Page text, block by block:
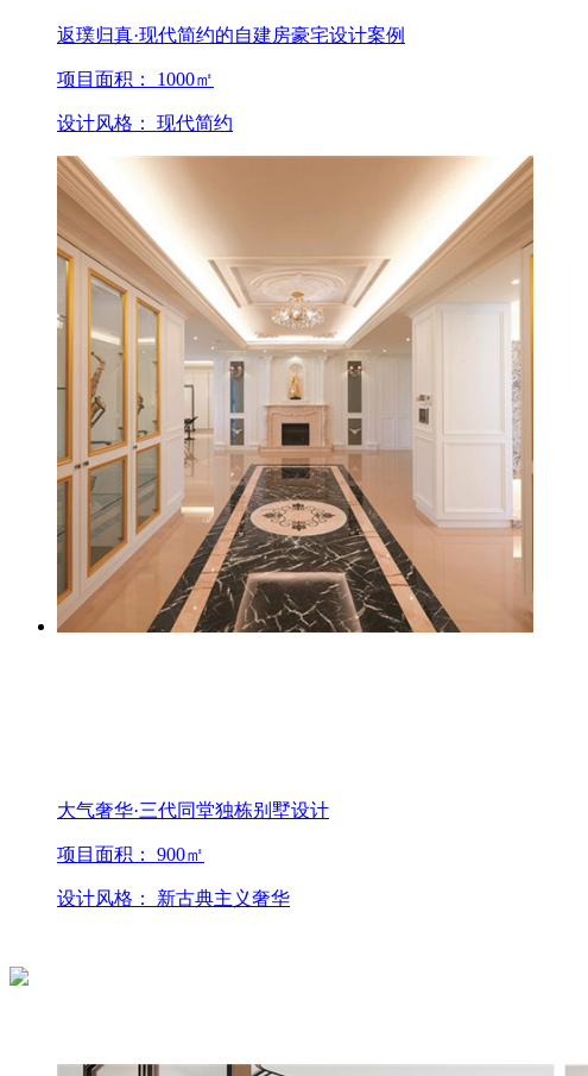
返璞归真·现代简约的自建房豪宅设计案例
项目面积： 1000㎡
设计风格： 现代简约
大气奢华·三代同堂独栋别墅设计
项目面积： 900㎡
设计风格： 新古典主义奢华